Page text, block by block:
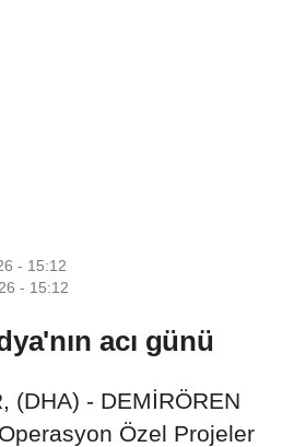
- 15:12
- 15:12
acı günü
(DHA) - DEMİRÖREN
Özel Projeler